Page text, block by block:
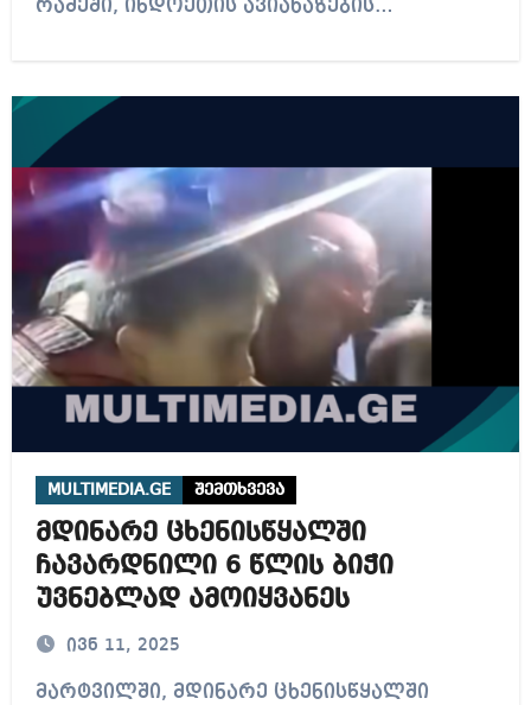
რამეში, ინდოეთის ავიახაზების…
MULTIMEDIA.GE შემთხვევა
მდინარე ცხენისწყალში
ჩავარდნილი 6 წლის ბიჭი
უვნებლად ამოიყვანეს
ივნ 11, 2025
მარტვილში, მდინარე ცხენისწყალში